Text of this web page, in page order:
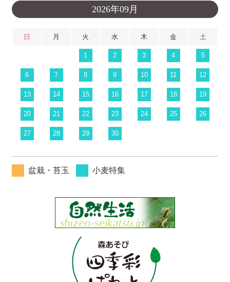
2026年09月
日 月 火 水 木 金 土
1 2 3 4 5
6 7 8 9 10 11 12
13 14 15 16 17 18 19
20 21 22 23 24 25 26
27 28 29 30
盆栽・苔玉 小麦特集